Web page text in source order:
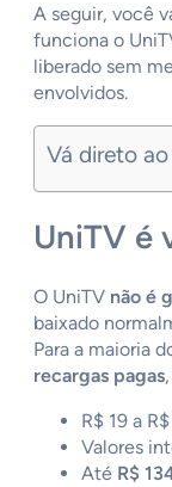
A seguir, você
funciona o
liberado sem
envolvidos.
Vá direto
UniTV é
O UniTV não é
baixado
Para a maioria
recargas pagas
R$ 19 a
Valores
Até R$